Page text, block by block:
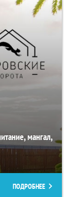
мангал,
ПОДРОБНЕЕ